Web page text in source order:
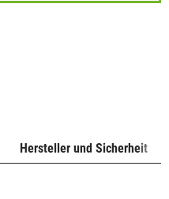
Hersteller und Sicherheit